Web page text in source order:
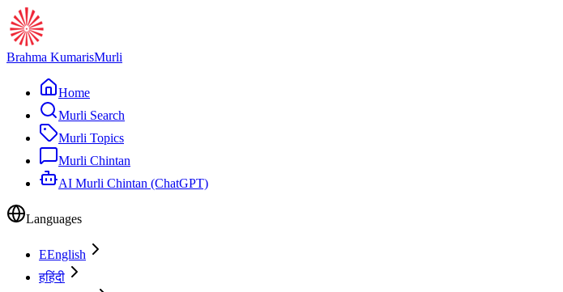
Brahma KumarisMurli
Home
Murli Search
Murli Topics
Murli Chintan
AI Murli Chintan (ChatGPT)
Languages
EEnglish
हहिंदी